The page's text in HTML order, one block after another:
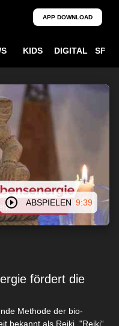
APP DOWNLOAD
KIDS DIGITAL
ABSPIELEN 9:39
fördert die
Methode der bio-
bekannt als Reiki. "Reiki“